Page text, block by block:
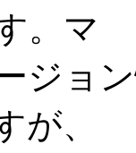
。マ
ジョ
が、